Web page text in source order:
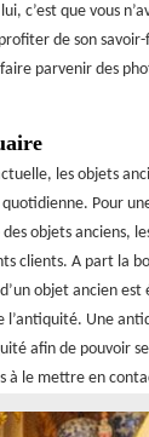
c’est que vous
de son
parvenir des
les objets
quotidienne. Pour
objets anciens,
clients. A part la
objet ancien
l’antiquité. Une
afin de pouvoir
à le mettre en